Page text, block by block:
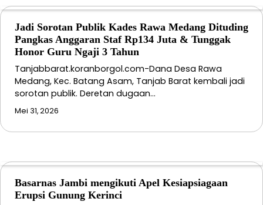
Jadi Sorotan Publik Kades Rawa Medang Dituding
Pangkas Anggaran Staf Rp134 Juta & Tunggak
Honor Guru Ngaji 3 Tahun
Tanjabbarat.koranborgol.com-Dana Desa Rawa
Medang, Kec. Batang Asam, Tanjab Barat kembali jadi
sorotan publik. Deretan dugaan…
Mei 31, 2026
Basarnas Jambi mengikuti Apel Kesiapsiagaan
Erupsi Gunung Kerinci